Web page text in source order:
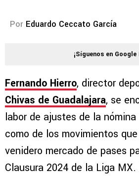
Por Eduardo Ceccato García
¡Síguenos en Google
Fernando Hierro, director
Chivas de Guadalajara, se
labor de ajustes de la
como de los movimientos
venidero mercado de pases
Clausura 2024 de la Liga